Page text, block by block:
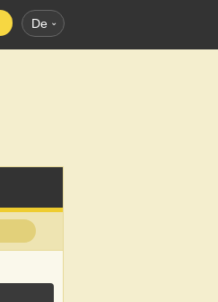
De